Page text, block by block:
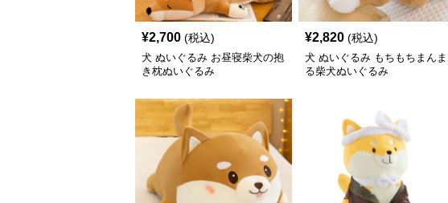
¥2,700 (税込)
犬 ぬいぐるみ お昼寝柴犬の抱
き枕ぬいぐるみ
¥2,820 (税込)
犬 ぬいぐるみ もちもちまんま
る柴犬ぬいぐるみ